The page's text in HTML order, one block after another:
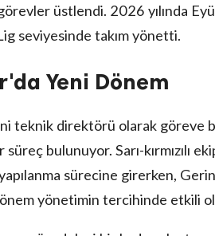
üstlendi. 2026 yılında
seviyesinde takım yönetti.
Yeni Dönem
teknik direktörü olarak göreve
bulunuyor. Sarı-kırmızılı
sürecine girerken,
yönetimin tercihinde etkili